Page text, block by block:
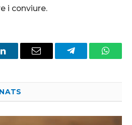
i conviure.
LinkedInEmail Telegram